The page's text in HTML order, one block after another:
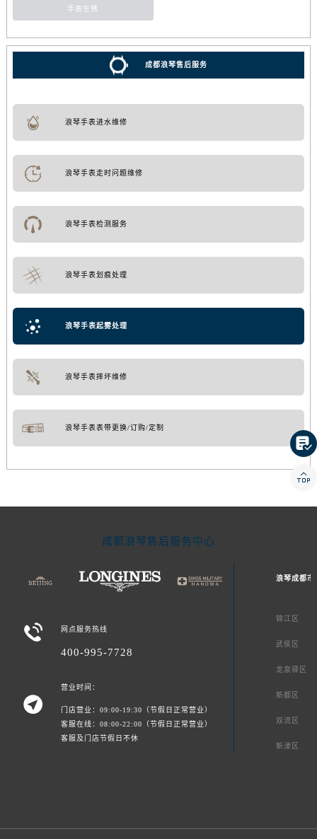
手表生锈
成都浪琴售后服务
浪琴手表进水维修
浪琴手表走时问题维修
浪琴手表检测服务
浪琴手表划痕处理
浪琴手表起雾处理
浪琴手表摔坏维修
浪琴手表表带更换/订购/定制
成都浪琴售后服务中心
 网点服务热线
400-995-7728

营业时间：
门店营业：09:00-19:30（节假日正常营业）
客服在线：08:00-22:00（节假日正常营业）
客服及门店节假日不休
浪琴成都市
锦江区
武侯区
龙泉驿区
新都区
双流区
新津区

